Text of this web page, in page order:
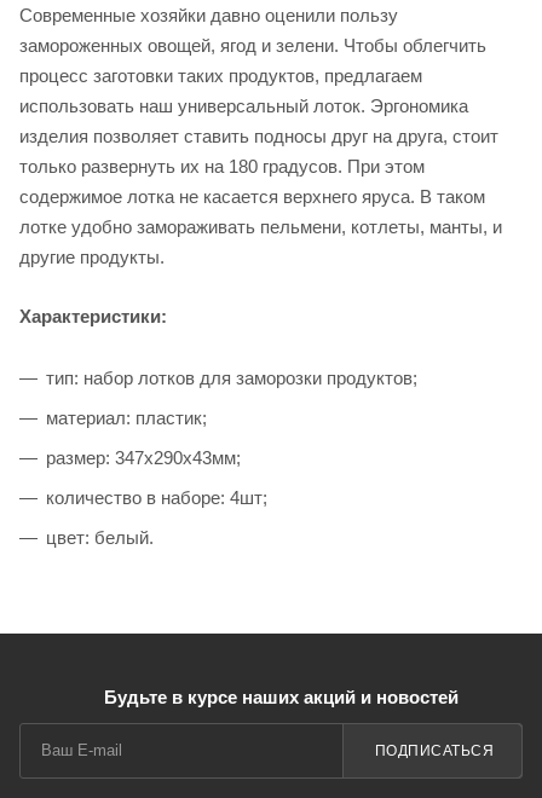
Современные хозяйки давно оценили пользу
замороженных овощей, ягод и зелени. Чтобы облегчить
процесс заготовки таких продуктов, предлагаем
использовать наш универсальный лоток. Эргономика
изделия позволяет ставить подносы друг на друга, стоит
только развернуть их на 180 градусов. При этом
содержимое лотка не касается верхнего яруса. В таком
лотке удобно замораживать пельмени, котлеты, манты, и
другие продукты.
Характеристики:
тип: набор лотков для заморозки продуктов;
материал: пластик;
размер: 347х290х43мм;
количество в наборе: 4шт;
цвет: белый.
Будьте в курсе наших акций и новостей
ПОДПИСАТЬСЯ